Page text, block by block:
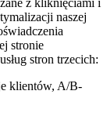
z kliknięciami i
naszej
stronie
stron trzecich:
klientów, A/B-